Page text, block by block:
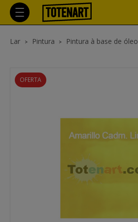
Lar Pintura Pintura à base de óleo
OFERTA